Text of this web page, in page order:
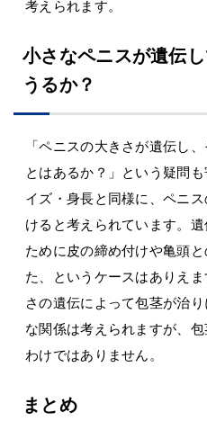
考えられます。
小さなペニスが遺伝
うるか？
「ペニスの大きさが遺伝し
とはあるか？」という疑問
イズ・身長と同様に、ペニ
けると考えられています。
ために皮の締め付けや亀頭
た、というケースはありえ
さの遺伝によって包茎が治
な関係は考えられますが、
わけではありません。
まとめ